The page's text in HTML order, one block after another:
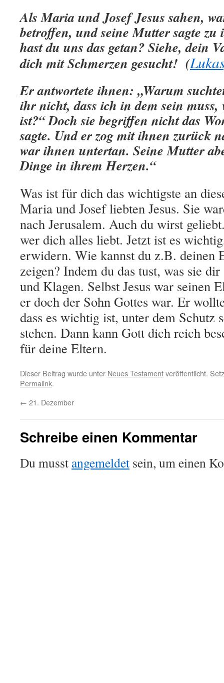
Als Maria und Josef Jesus sahen,
betroffen, und seine Mutter sagte
hast du uns das getan? Siehe, dein
dich mit Schmerzengesucht! (
Er antwortete ihnen: „Warum
ihr nicht, dass ich in dem sein muss,
ist?“ Doch sie begriffen nicht das
sagte. Und er zog mit ihnen zurück
war ihnen untertan. Seine Mutter
Dinge in ihrem Herzen.“
Was ist für dich das wichtigste an
Maria und Josef liebten Jesus. Sie
nach Jerusalem. Auch du wirst
wer dich alles liebt. Jetzt ist es
erwidern. Wie kannst du z.B. deinen
zeigen? Indem du das tust, was sie
und Klagen. Selbst Jesus war seinen
er doch der Sohn Gottes war. Er
dass es wichtig ist, unter dem Schutz
stehen. Dann kann Gott dich reich
für deine Eltern.
Dieser Beitrag wurde unter Neues Testamentveröffentlicht.
Permalink.
← 21. Dezember
Schreibe einen Kommentar
Du musst angemeldet sein, um einen